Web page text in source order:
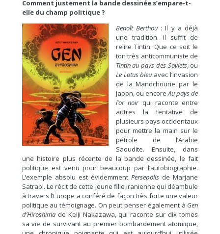
Comment justement la bande dessinée s’empare-t-
elle du champ politique ?
Benoît Berthou : Il y a déjà
une tradition. Il suffit de
relire Tintin. Que ce soit le
ton très anticommuniste de
Tintin au pays des Soviets, ou
Le Lotus bleu avec l’invasion
de la Mandchourie par le
Japon, ou encoreAu pays de
l’or noirqui raconte entre
autres la tentative de
plusieurs pays occidentaux
pour mettre la main sur le
pétrole de l’Arabie
Saoudite. Ensuite, dans
une histoire plus récente de la bande dessinée, le fait
politique est venu pour beaucoup par l’autobiographie.
L’exemple absolu est évidemmentPersepolis de Marjane
Satrapi. Le récit de cette jeune fille iranienne qui déambule
à travers l’Europe a conféré de façon très forte une valeur
politique au témoignage. On peut penser également à Gen
d’Hiroshimade Keiji Nakazawa, qui raconte sur dix tomes
sa vie de survivant au premier bombardement atomique,